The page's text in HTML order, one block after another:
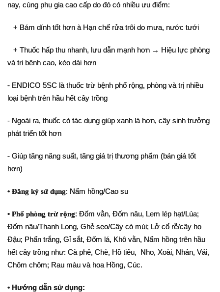
nay, cùng phụ gia cao cấp do đó có nhiều ưu điểm:
+ Bám dính tốt hơn à Hạn chế rửa trôi do mưa, nước tưới
+ Thuốc hấp thu nhanh, lưu dẫn mạnh hơn → Hiệu lực phòng
và trị bệnh cao, kéo dài hơn
- ENDICO 5SC là thuốc trừ bệnh phổ rộng, phòng và trị nhiều
loại bệnh trên hầu hết cây trồng
- Ngoài ra, thuốc có tác dụng giúp xanh lá hơn, cây sinh trưởng
phát triển tốt hơn
- Giúp tăng năng suất, tăng giá trị thương phẩm (bán giá tốt
hơn)
• Đăng ký sử dụng: Nấm hồng/Cao su
• Phổ phòng trừ rộng: Đốm vằn, Đốm nâu, Lem lép hạt/Lúa;
Đốm nâu/Thanh Long, Ghẻ sẹo/Cây có múi; Lở cổ rễ/cây họ
Đậu; Phấn trắng, Gỉ sắt, Đốm lá, Khô vằn, Nấm hồng trên hầu
hết cây trồng như: Cà phê, Chè, Hồ tiêu, Nho, Xoài, Nhản, Vải,
Chôm chôm; Rau màu và hoa Hồng, Cúc.
• Hướng dẫn sử dụng: